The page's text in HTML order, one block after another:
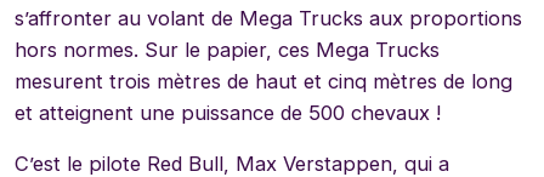
s’affronter au volant de Mega Trucks aux proportions
hors normes. Sur le papier, ces Mega Trucks
mesurent trois mètres de haut et cinq mètres de long
et atteignent une puissance de 500 chevaux !
C’est le pilote Red Bull, Max Verstappen, qui a